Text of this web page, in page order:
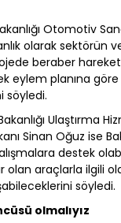
Otomotiv
olarak sektörün
beraber
eylem planına göre
söyledi.
Ulaştırma
Sinan Oğuz ise
destek
olan araçlarla ilgili
söyledi.
olmalıyız